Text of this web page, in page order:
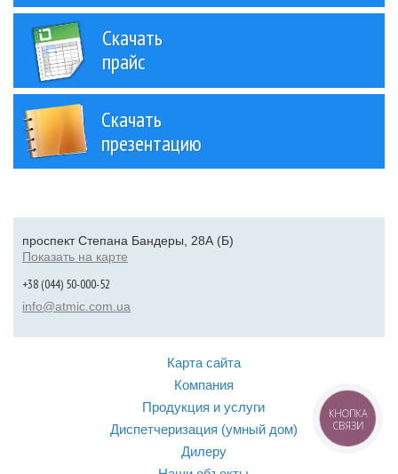
Скачать
прайс
Скачать
презентацию
проспект Степана Бандеры, 28А (Б)
Показать на карте
+38 (044) 50-000-52
info@atmic.com.ua
Карта сайта
Компания
Продукция и услуги
Диспетчеризация (умный дом)
Дилеру
КНОПКА
СВЯЗИ